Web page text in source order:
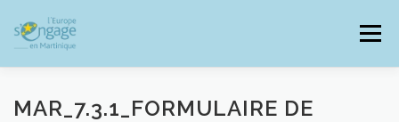
contenu
Menu
MAR_7.3.1_FORMULAIRE DE